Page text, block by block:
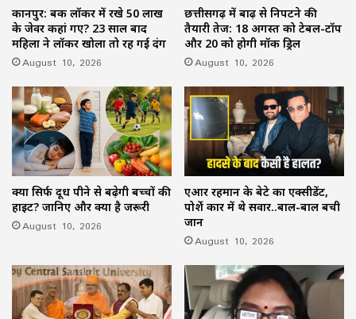
कानपुर: बैंक लॉकर में रखे 50 लाख
के जेवर कहां गए? 23 साल बाद
महिला ने लॉकर खोला तो रह गई दंग
August 10, 2026
छत्तीसगढ़ में बाढ़ से निपटने की
तैयारी तेज: 18 अगस्त को टेबल-टॉप
और 20 को होगी मॉक ड्रिल
August 10, 2026
क्या सिर्फ दूध पीने से बढ़ेगी बच्चों की
हाइट? जानिए और क्या है जरूरी
August 10, 2026
एआर रहमान के बेटे का एक्सीडेंट,
पोर्शे कार में थे सवार..बाल-बाल बची
जान
August 10, 2026